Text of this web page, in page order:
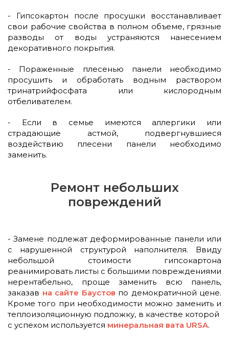
- Гипсокартон после просушки восстанавливает
свои рабочие свойства в полном объеме, грязные
разводы от воды устраняются нанесением
декоративного покрытия.
- Пораженные плесенью панели необходимо
просушить и обработать водным раствором
тринатрийфосфата или кислородным
отбеливателем.
- Если в семье имеются аллергики или
страдающие астмой, подвергнувшиеся
воздействию плесени панели необходимо
заменить.
Ремонт небольших
повреждений
- Замене подлежат деформированные панели или
с нарушенной структурой наполнителя. Ввиду
небольшой стоимости гипсокартона
реанимировать листы с большими повреждениями
нерентабельно, проще заменить всю панель,
заказав на сайте Баустов по демократичной цене.
Кроме того при необходимости можно заменить и
теплоизоляционную подложку, в качестве которой
с успехом используется минеральная вата URSA.